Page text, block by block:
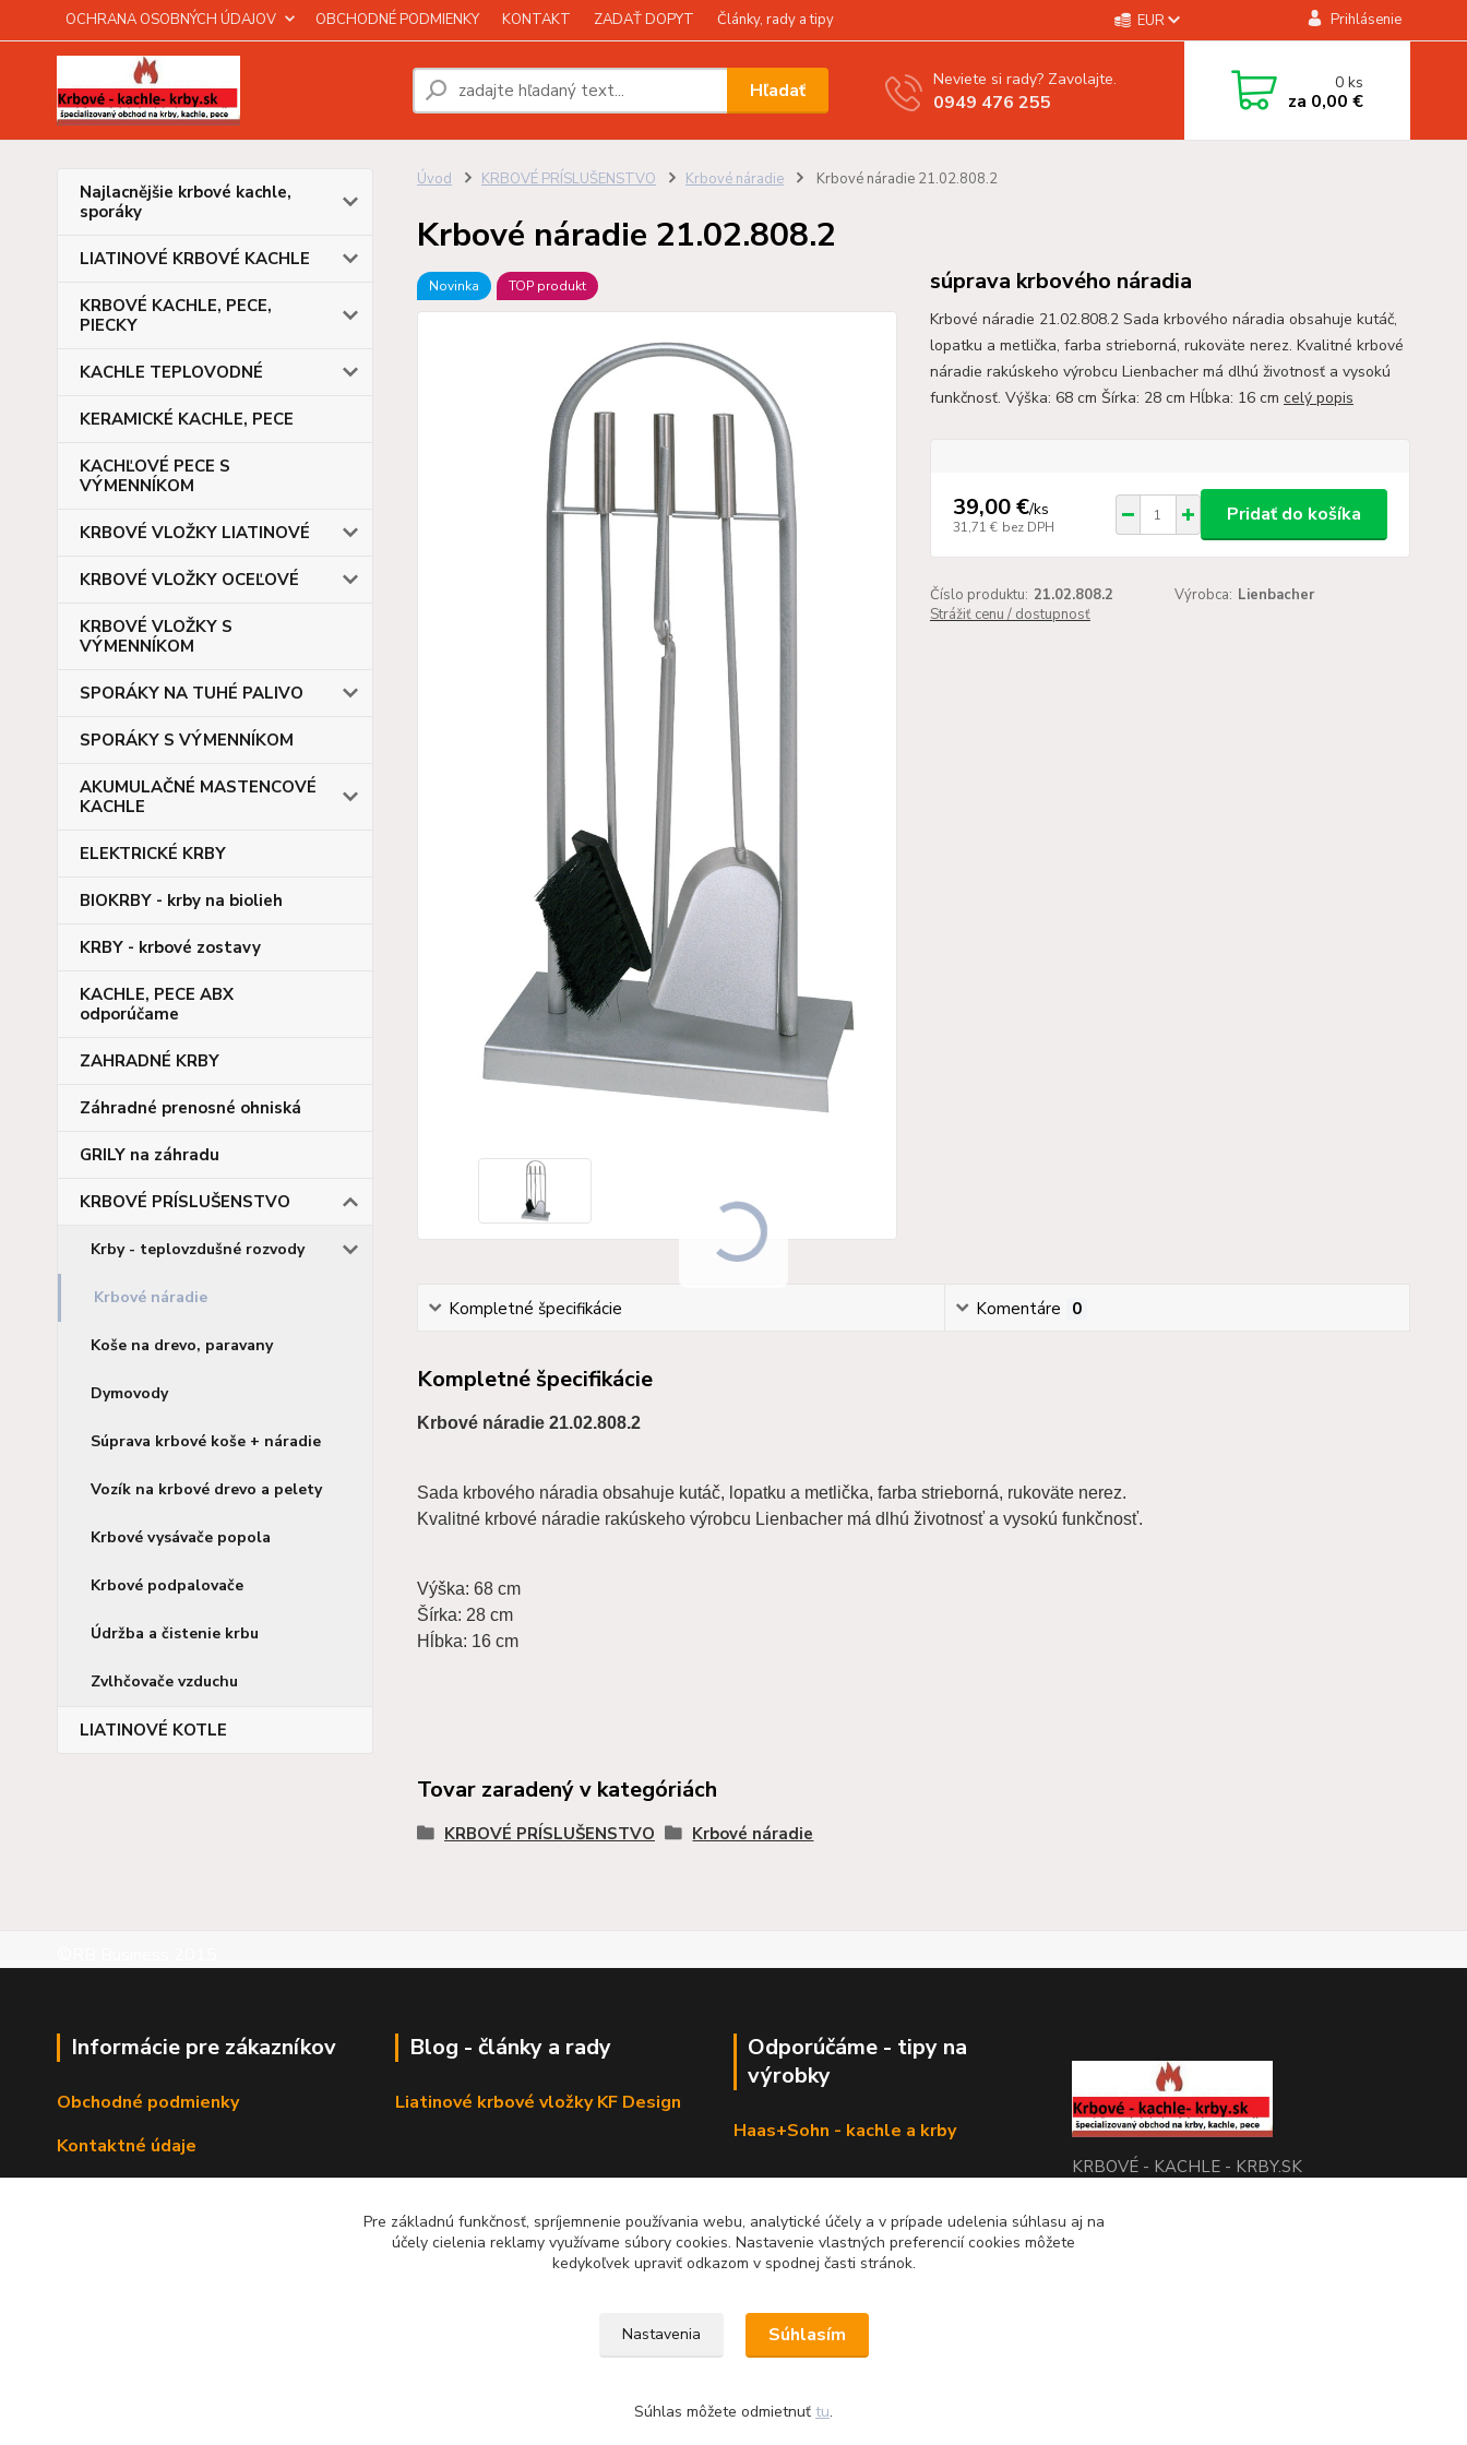
OCHRANA OSOBNÝCH ÚDAJOV OBCHODNÉ PODMIENKY KONTAKT ZADAŤ DOPYT Články, rady a tipy EUR Prihlásenie
Hľadať Neviete si rady? Zavolajte.
0949 476 255
0ks
za 0,00 €
Najlacnějšie krbové kachle,
sporáky
LIATINOVÉ KRBOVÉ KACHLE
KRBOVÉ KACHLE, PECE,
PIECKY
KACHLE TEPLOVODNÉ
KERAMICKÉ KACHLE, PECE
KACHĽOVÉ PECE S
VÝMENNÍKOM
KRBOVÉ VLOŽKY LIATINOVÉ
KRBOVÉ VLOŽKY OCEĽOVÉ
KRBOVÉ VLOŽKY S
VÝMENNÍKOM
SPORÁKY NA TUHÉ PALIVO
SPORÁKY S VÝMENNÍKOM
AKUMULAČNÉ MASTENCOVÉ
KACHLE
ELEKTRICKÉ KRBY
BIOKRBY - krby na biolieh
KRBY - krbové zostavy
KACHLE, PECE ABX
odporúčame
ZAHRADNÉ KRBY
Záhradné prenosné ohniská
GRILY na záhradu
KRBOVÉ PRÍSLUŠENSTVO
Krby - teplovzdušné rozvody
Krbové náradie
Koše na drevo, paravany
Dymovody
Súprava krbové koše + náradie
Vozík na krbové drevo a pelety
Krbové vysávače popola
Krbové podpalovače
Údržba a čistenie krbu
Zvlhčovače vzduchu
LIATINOVÉ KOTLE
Úvod KRBOVÉ PRÍSLUŠENSTVO Krbové náradie Krbové náradie 21.02.808.2
Krbové náradie 21.02.808.2
Novinka TOP produkt súprava krbového náradia
Krbové náradie 21.02.808.2 Sada krbového náradia obsahuje kutáč,
lopatku a metlička, farba strieborná, rukoväte nerez. Kvalitné krbové
náradie rakúskeho výrobcu Lienbacher má dlhú životnosť a vysokú
funkčnosť. Výška: 68 cm Šírka: 28 cm Hĺbka: 16 cm celý popis
39,00 €/ks
31,71 € bez DPH
Pridať do košíka
Číslo produktu: 21.02.808.2 Výrobca: Lienbacher
Strážiť cenu / dostupnosť
Kompletné špecifikácie Komentáre 0
Kompletné špecifikácie
Krbové náradie 21.02.808.2
Sada krbového náradia obsahuje kutáč, lopatku a metlička, farba strieborná, rukoväte nerez.
Kvalitné krbové náradie rakúskeho výrobcu Lienbacher má dlhú životnosť a vysokú funkčnosť.
Výška: 68 cm
Šírka: 28 cm
Hĺbka: 16 cm
Tovar zaradený v kategóriách
KRBOVÉ PRÍSLUŠENSTVO Krbové náradie
Informácie pre zákazníkov
Obchodné podmienky
Kontaktné údaje
Blog - články a rady
Liatinové krbové vložky KF Design
Odporúčáme - tipy na
výrobky
Haas+Sohn - kachle a krby
KRBOVÉ - KACHLE - KRBY.SK
0949 476 255
Pre základnú funkčnosť, spríjemnenie používania webu, analytické účely a v prípade udelenia súhlasu aj na
účely cielenia reklamy využívame súbory cookies. Nastavenie vlastných preferencií cookies môžete
kedykoľvek upraviť odkazom v spodnej časti stránok.
Nastavenia Súhlasím
Súhlas môžete odmietnuť tu.